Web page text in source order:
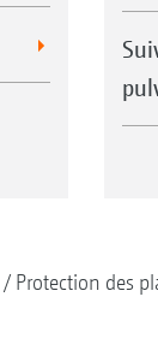
Protection des